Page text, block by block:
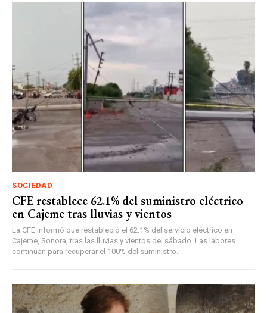
SOCIEDAD
CFE restablece 62.1% del suministro eléctrico
en Cajeme tras lluvias y vientos
La CFE informó que restableció el 62.1% del servicio eléctrico en
Cajeme, Sonora, tras las lluvias y vientos del sábado. Las labores
continúan para recuperar el 100% del suministro.